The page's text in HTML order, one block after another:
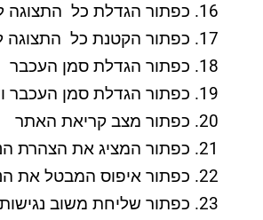
כפתור הגדלת כל התצוגה
כפתור הקטנת כל התצוגה
כפתור הגדלת סמן העכבר
כפתור הגדלת סמן העכבר
כפתור מצב קריאת האתר
כפתור המציג את הצהרת
כפתור איפוס המבטל את
כפתור שליחת משוב נגישות